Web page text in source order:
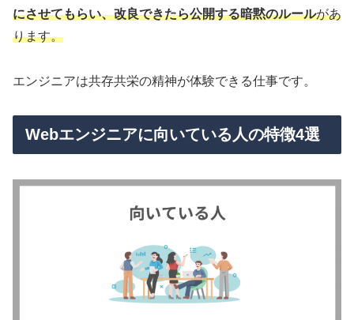
にさせてもらい、改良できたら公開する暗黙のルールがあ
ります。
エンジニアは共存共栄の精神が体験できる仕事です。
Webエンジニアに向いている人の特徴4選